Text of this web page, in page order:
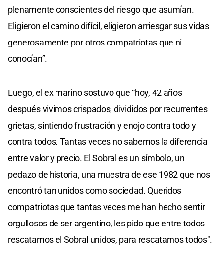
plenamente conscientes del riesgo que asumían.
Eligieron el camino difícil, eligieron arriesgar sus vidas
generosamente por otros compatriotas que ni
conocían”.
Luego, el ex marino sostuvo que “hoy, 42 años
después vivimos crispados, divididos por recurrentes
grietas, sintiendo frustración y enojo contra todo y
contra todos. Tantas veces no sabemos la diferencia
entre valor y precio. El Sobral es un símbolo, un
pedazo de historia, una muestra de ese 1982 que nos
encontró tan unidos como sociedad. Queridos
compatriotas que tantas veces me han hecho sentir
orgullosos de ser argentino, les pido que entre todos
rescatamos el Sobral unidos, para rescatarnos todos".